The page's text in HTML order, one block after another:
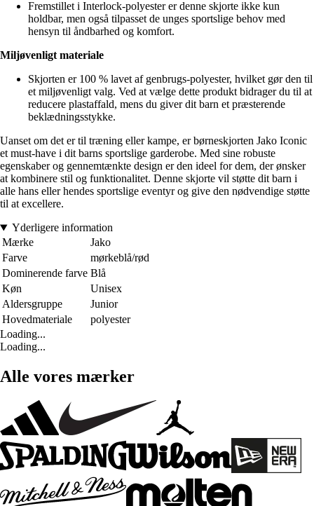
Fremstillet i Interlock-polyester er denne skjorte ikke kun
holdbar, men også tilpasset de unges sportslige behov med
hensyn til åndbarhed og komfort.
Miljøvenligt materiale
Skjorten er 100 % lavet af genbrugs-polyester, hvilket gør den til
et miljøvenligt valg. Ved at vælge dette produkt bidrager du til at
reducere plastaffald, mens du giver dit barn et præsterende
beklædningsstykke.
Uanset om det er til træning eller kampe, er børneskjorten Jako Iconic
et must-have i dit barns sportslige garderobe. Med sine robuste
egenskaber og gennemtænkte design er den ideel for dem, der ønsker
at kombinere stil og funktionalitet. Denne skjorte vil støtte dit barn i
alle hans eller hendes sportslige eventyr og give den nødvendige støtte
til at excellere.
Yderligere information
Mærke
Jako
Farve
mørkeblå/rød
Dominerende farve Blå
Køn
Unisex
Aldersgruppe
Junior
Hovedmateriale
polyester
Loading...
Loading...
Alle vores mærker